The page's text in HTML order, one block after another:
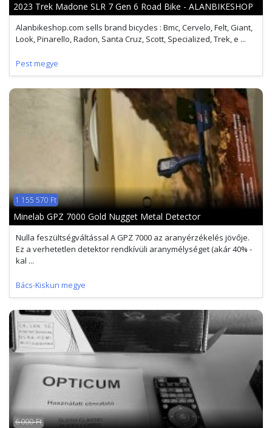
2023 Trek Madone SLR 7 Gen 6 Road Bike - ALANBIKESHOP
Alanbikeshop.com sells brand bicycles : Bmc, Cervelo, Felt, Giant,
Look, Pinarello, Radon, Santa Cruz, Scott, Specialized, Trek, e ...
Pest megye
1 155 570 Ft
Minelab GPZ 7000 Gold Nugget Metal Detector
Nulla feszültségváltással A GPZ 7000 az aranyérzékelés jövője.
Ez a verhetetlen detektor rendkívüli aranymélységet (akár 40% -
kal ...
Bács-Kiskun megye
6 000 Ft